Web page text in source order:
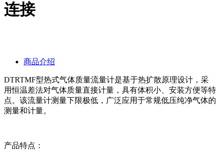
连接
商品介绍
DTRTMF型热式气体质量流量计是基于热扩散原理设计，采
用恒温差法对气体质量直接计量，具有体积小、安装方便等特
点。该流量计测量下限极低，广泛应用于常规低压纯净气体的
测量和计量。
产品特点：